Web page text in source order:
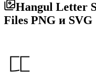
Hangul Letter
Files PNG и SVG